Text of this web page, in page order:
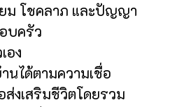
ม โชคลาภ และปัญญา
บครัว
อง
นได้ตามความเชื่อ
ส่งเสริมชีวิตโดยรวม